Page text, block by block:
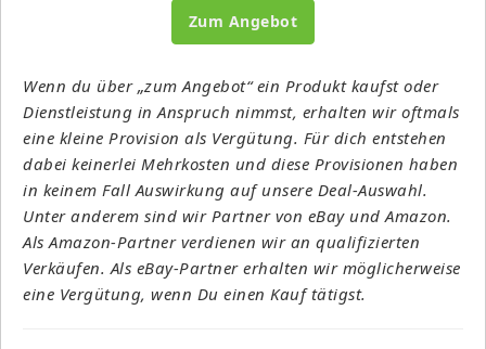
Zum Angebot
Wenn du über „zum Angebot“ ein Produkt kaufst oder
Dienstleistung in Anspruch nimmst, erhalten wir oftmals
eine kleine Provision als Vergütung. Für dich entstehen
dabei keinerlei Mehrkosten und diese Provisionen haben
in keinem Fall Auswirkung auf unsere Deal-Auswahl.
Unter anderem sind wir Partner von eBay und Amazon.
Als Amazon-Partner verdienen wir an qualifizierten
Verkäufen. Als eBay-Partner erhalten wir möglicherweise
eine Vergütung, wenn Du einen Kauf tätigst.